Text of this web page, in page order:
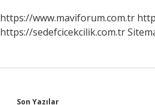
Bölümden
Oluşuyor
https://www.maviforum.com.tr
https://sedefcicekcilik.com.tr
Son Yazılar